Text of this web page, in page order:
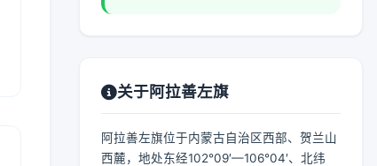
关于阿拉善左旗
阿拉善左旗位于内蒙古自治区西部、贺兰山
西麓，地处东经102°09′—106°04′、北纬